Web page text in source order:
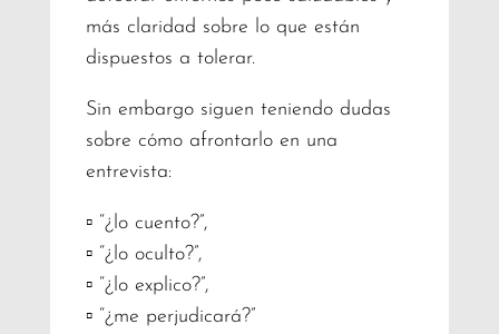
más claridad sobre lo que están
dispuestos a tolerar.
Sin embargo siguen teniendo dudas
sobre cómo afrontarlo en una
entrevista:
▫️ “¿lo cuento?”,
▫️ “¿lo oculto?”,
▫️ “¿lo explico?”,
▫️ “¿me perjudicará?”